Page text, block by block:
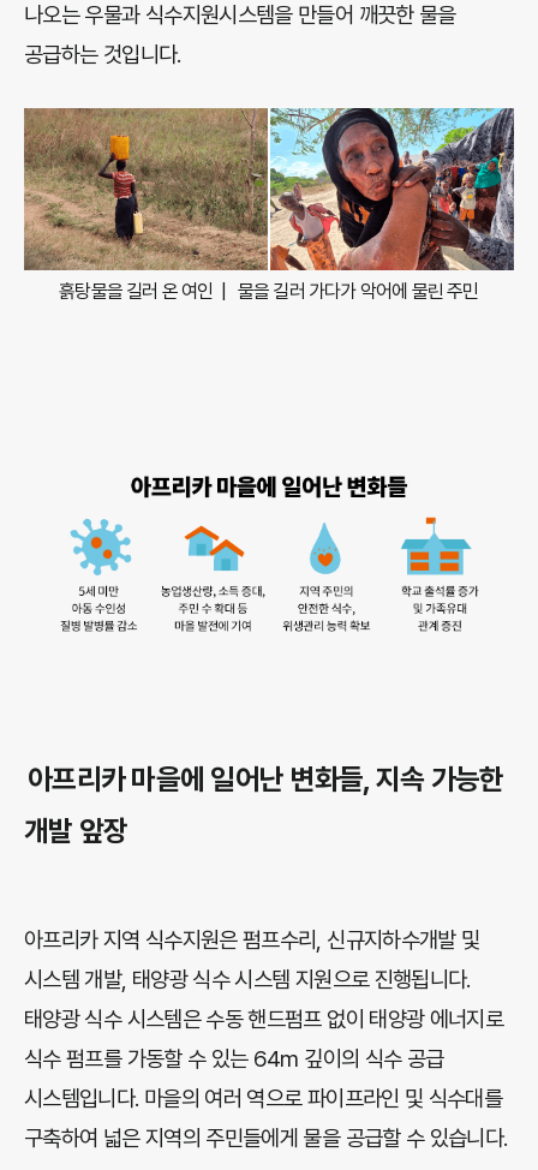
나오는 우물과 식수지원시스템을 만들어 깨끗한 물을
공급하는 것입니다.
흙탕물을 길러 온 여인 | 물을 길러 가다가 악어에 물린 주민
아프리카 마을에 일어난 변화들, 지속 가능한
개발 앞장
아프리카 지역 식수지원은 펌프수리, 신규지하수개발 및
시스템 개발, 태양광 식수 시스템 지원으로 진행됩니다.
태양광 식수 시스템은 수동 핸드펌프 없이 태양광 에너지로
식수 펌프를 가동할 수 있는 64m 깊이의 식수 공급
시스템입니다. 마을의 여러 역으로 파이프라인 및 식수대를
구축하여 넓은 지역의 주민들에게 물을 공급할 수 있습니다.